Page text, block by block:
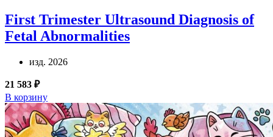
First Trimester Ultrasound Diagnosis of
Fetal Abnormalities
изд. 2026
21 583 ₽
В корзину